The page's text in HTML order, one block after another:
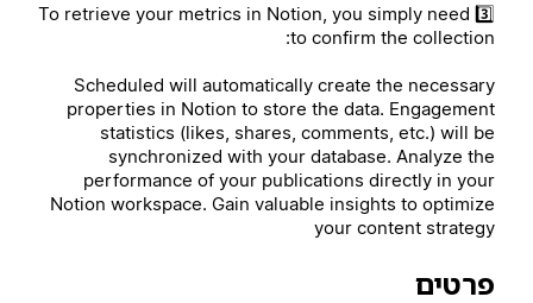
3️⃣ To retrieve your metrics in Notion, you simply need
to confirm the collection:
Scheduled will automatically create the necessary
properties in Notion to store the data. Engagement
statistics (likes, shares, comments, etc.) will be
synchronized with your database. Analyze the
performance of your publications directly in your
Notion workspace. Gain valuable insights to optimize
your content strategy
פרטים